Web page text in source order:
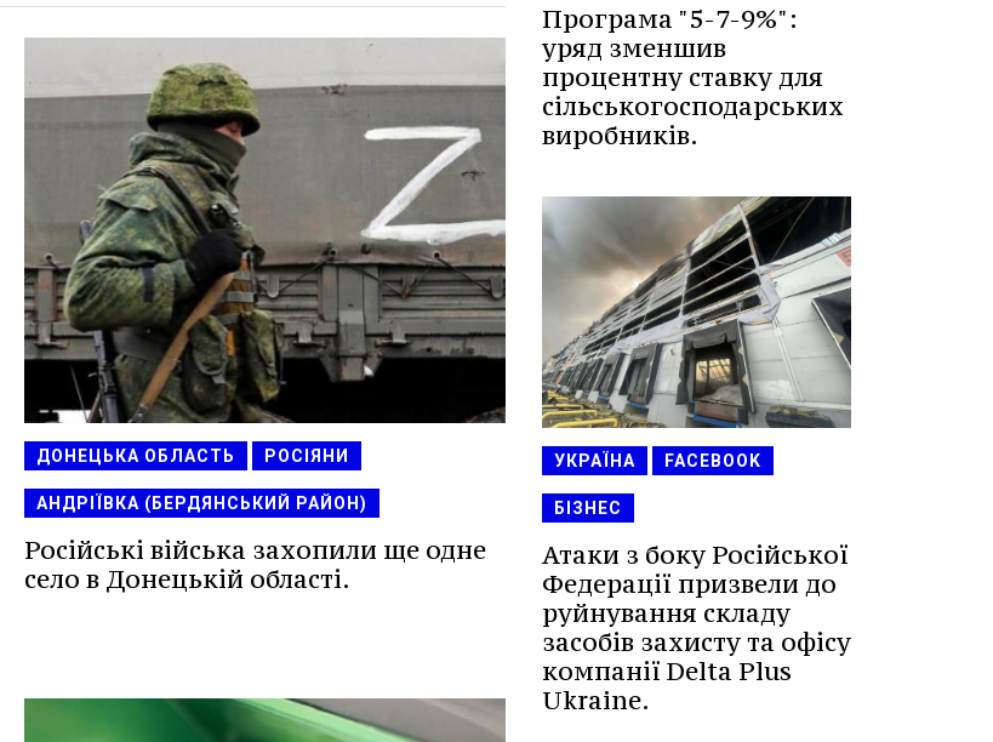
ДОНЕЦЬКА ОБЛАСТЬ РОСІЯНИ
АНДРІЇВКА (БЕРДЯНСЬКИЙ РАЙОН)
Російські війська захопили ще одне
село в Донецькій області.
Програма "5-7-9%":
уряд зменшив
процентну ставку для
сільськогосподарських
виробників.
УКРАЇНА FACEBOOK
БІЗНЕС
Атаки з боку Російської
Федерації призвели до
руйнування складу
засобів захисту та офісу
компанії Delta Plus
Ukraine.